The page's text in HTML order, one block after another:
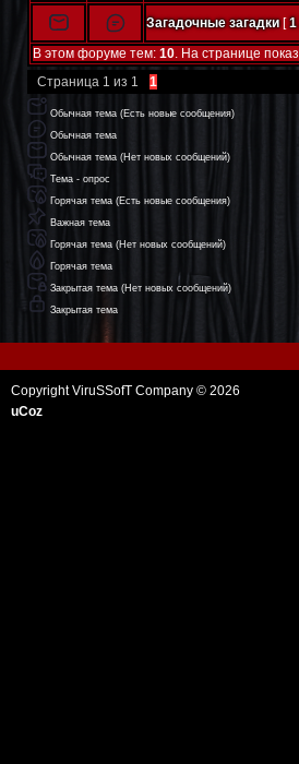
Загадочные загадки [1
В этом форуме тем: 10. На странице
Страница 1 из 1 1
Обычная тема (Есть новые сообщения)
Обычная тема
Обычная тема (Нет новых сообщений)
Тема - опрос
Горячая тема (Есть новые сообщения)
Важная тема
Горячая тема (Нет новых сообщений)
Горячая тема
Закрытая тема (Нет новых сообщений)
Закрытая тема
Copyright ViruSSofT Company © 2026
uCoz